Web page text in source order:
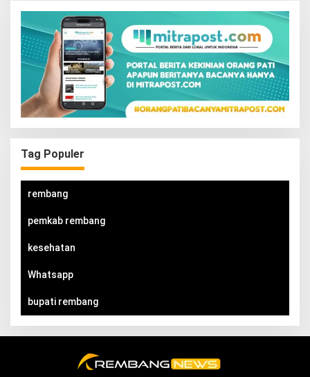
Tag Populer
rembang
pemkab rembang
kesehatan
Whatsapp
bupati rembang